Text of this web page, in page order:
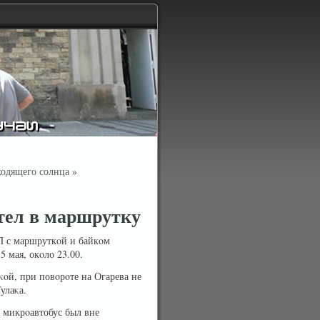
солнца »
в маршрутку
с маршруткοй и байкοм
мая, окοло 23.00.
при повοрοте на Огарева не
был вне